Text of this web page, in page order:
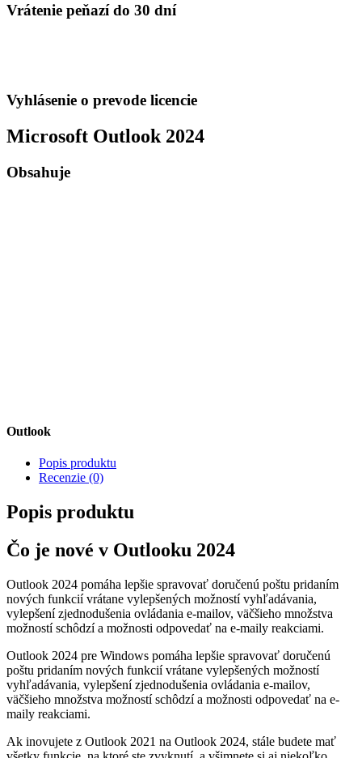
Vrátenie peňazí do 30 dní
Vyhlásenie o prevode licencie
Microsoft Outlook 2024
Obsahuje
Outlook
Popis produktu
Recenzie (0)
Popis produktu
Čo je nové v Outlooku 2024
Outlook 2024 pomáha lepšie spravovať doručenú poštu pridaním
nových funkcií vrátane vylepšených možností vyhľadávania,
vylepšení zjednodušenia ovládania e-mailov, väčšieho množstva
možností schôdzí a možnosti odpovedať na e-maily reakciami.
Outlook 2024 pre Windows pomáha lepšie spravovať doručenú
poštu pridaním nových funkcií vrátane vylepšených možností
vyhľadávania, vylepšení zjednodušenia ovládania e-mailov,
väčšieho množstva možností schôdzí a možnosti odpovedať na e-
maily reakciami.
Ak inovujete z Outlook 2021 na Outlook 2024, stále budete mať